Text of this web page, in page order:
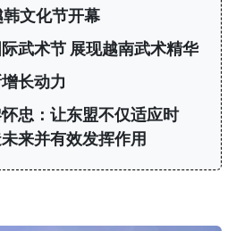
文化节开幕
武术节 展现越南武术精华
长动力
忠：让东盟不仅适应时
来并有效发挥作用